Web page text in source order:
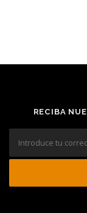
RECIBA